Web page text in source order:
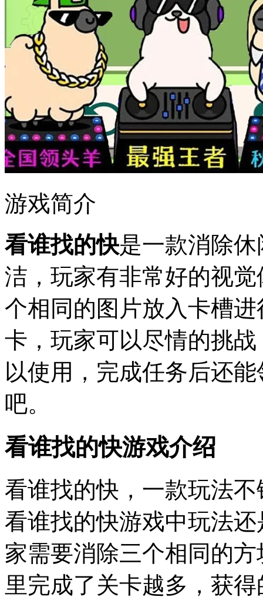
游戏简介
看谁找的快是一款消除
洁，玩家有非常好的视
个相同的图片放入卡槽
卡，玩家可以尽情的挑
以使用，完成任务后还
吧。
看谁找的快游戏介绍
看谁找的快，一款玩法
看谁找的快游戏中玩法
家需要消除三个相同的
里完成了关卡越多，获